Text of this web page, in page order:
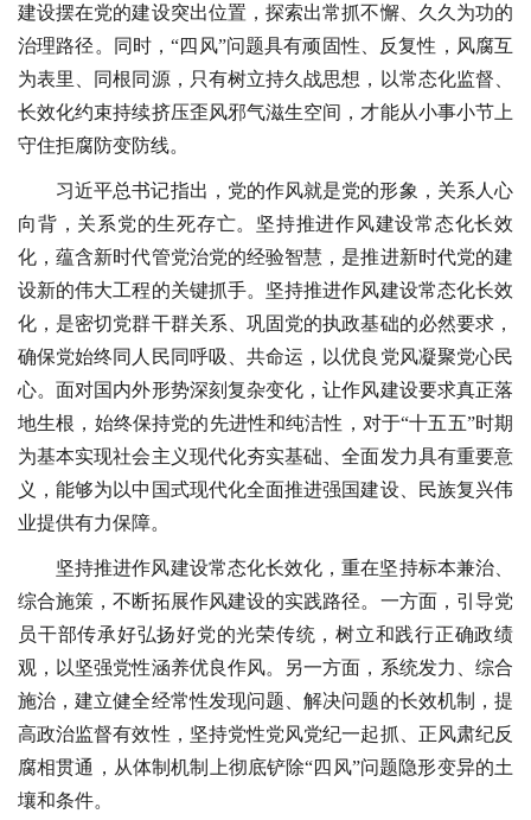
建设摆在党的建设突出位置，探索出常抓不懈、久久为功的
治理路径。同时，“四风”问题具有顽固性、反复性，风腐互
为表里、同根同源，只有树立持久战思想，以常态化监督、
长效化约束持续挤压歪风邪气滋生空间，才能从小事小节上
守住拒腐防变防线。
习近平总书记指出，党的作风就是党的形象，关系人心
向背，关系党的生死存亡。坚持推进作风建设常态化长效
化，蕴含新时代管党治党的经验智慧，是推进新时代党的建
设新的伟大工程的关键抓手。坚持推进作风建设常态化长效
化，是密切党群干群关系、巩固党的执政基础的必然要求，
确保党始终同人民同呼吸、共命运，以优良党风凝聚党心民
心。面对国内外形势深刻复杂变化，让作风建设要求真正落
地生根，始终保持党的先进性和纯洁性，对于“十五五”时期
为基本实现社会主义现代化夯实基础、全面发力具有重要意
义，能够为以中国式现代化全面推进强国建设、民族复兴伟
业提供有力保障。
坚持推进作风建设常态化长效化，重在坚持标本兼治、
综合施策，不断拓展作风建设的实践路径。一方面，引导党
员干部传承好弘扬好党的光荣传统，树立和践行正确政绩
观，以坚强党性涵养优良作风。另一方面，系统发力、综合
施治，建立健全经常性发现问题、解决问题的长效机制，提
高政治监督有效性，坚持党性党风党纪一起抓、正风肃纪反
腐相贯通，从体制机制上彻底铲除“四风”问题隐形变异的土
壤和条件。